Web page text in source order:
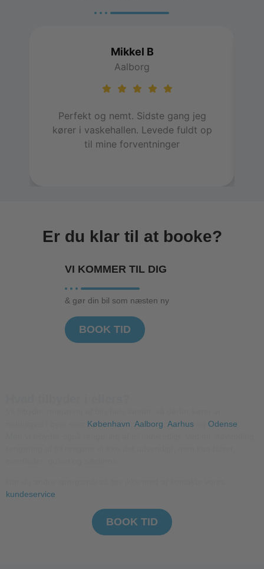
Mikkel B
Aalborg
Perfekt og nemt. Sidste gang jeg
kører i vaskehallen. Levede fuldt op
til mine forventninger
Er du klar til at booke?
VI KOMMER TIL DIG
& gør din bil som næsten ny
BOOK TID
København Aalborg Aarhus Odense
kundeservice
BOOK TID